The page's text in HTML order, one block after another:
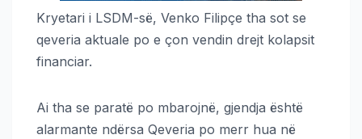
Kryetari i LSDM-së, Venko Filipçe tha sot se
qeveria aktuale po e çon vendin drejt kolapsit
financiar.
Ai tha se paratë po mbarojnë, gjendja është
alarmante ndërsa Qeveria po merr hua në